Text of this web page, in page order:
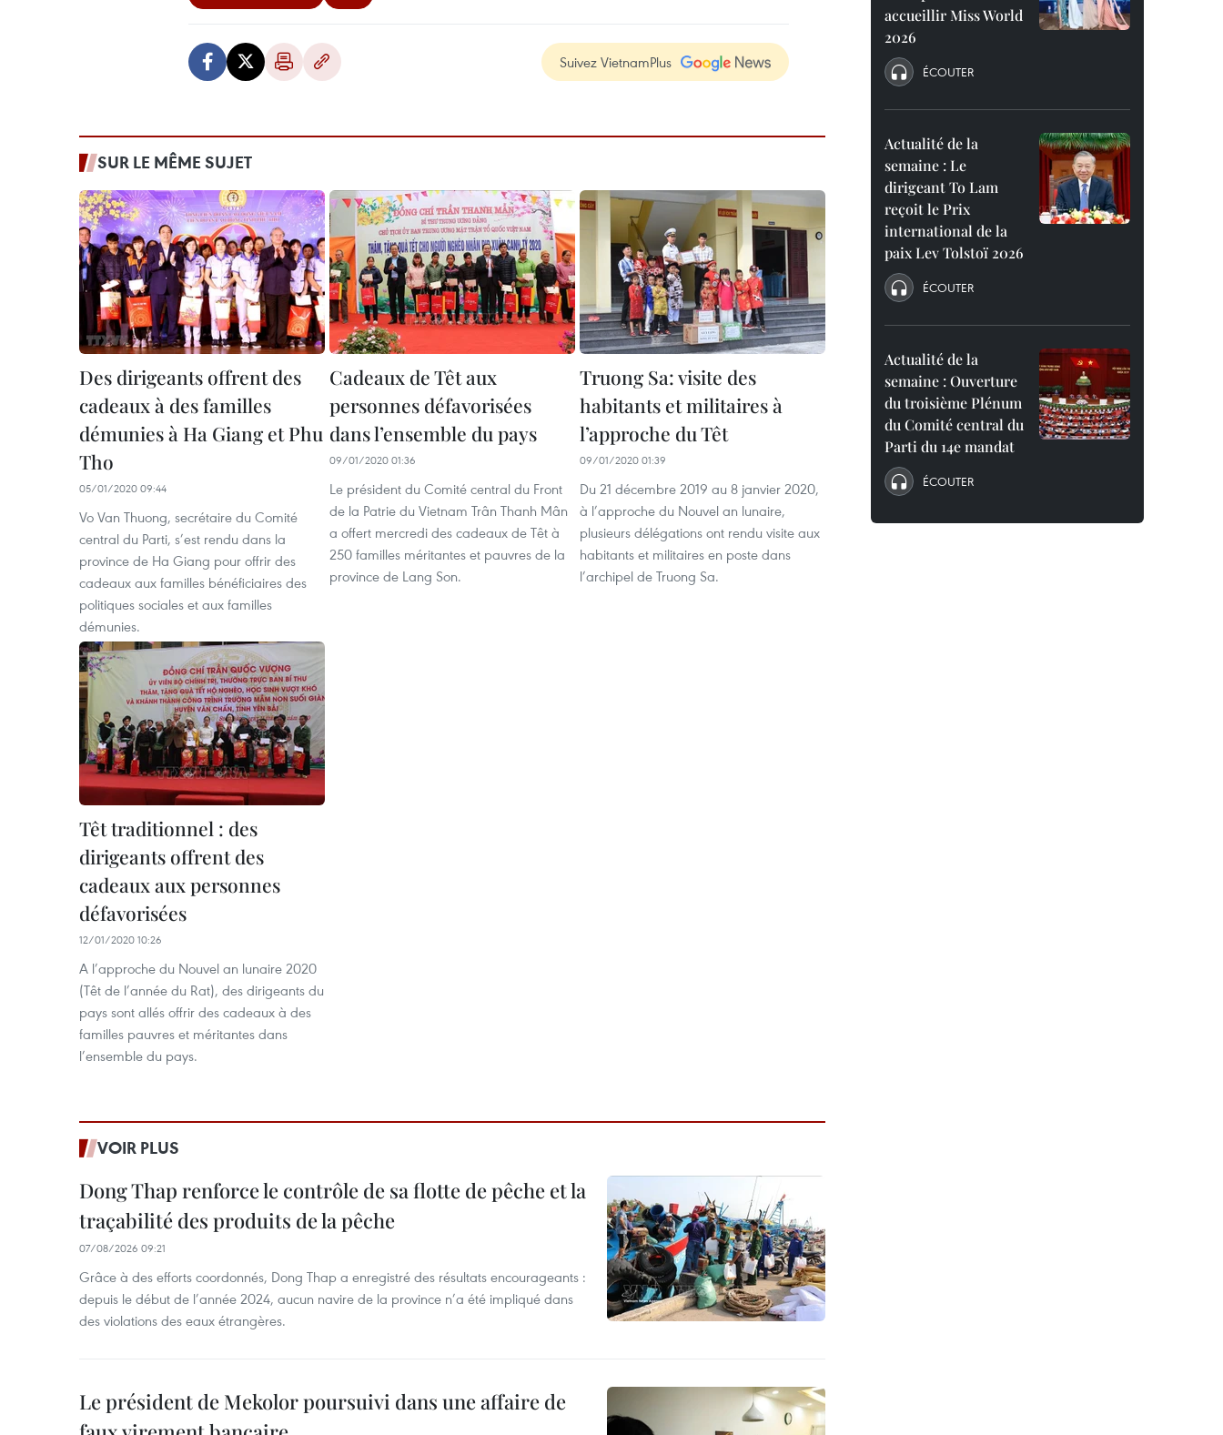
Suivez VietnamPlus
SUR LE MÊME SUJET
Des dirigeants offrent des
cadeaux à des familles
démunies à Ha Giang et Phu
Tho
05/01/2020 09:44
Vo Van Thuong, secrétaire du Comité
central du Parti, s’est rendu dans la
province de Ha Giang pour offrir des
cadeaux aux familles bénéficiaires des
politiques sociales et aux familles
démunies.
Cadeaux de Têt aux
personnes défavorisées
dans l’ensemble du pays
09/01/2020 01:36
Le président du Comité central du Front
de la Patrie du Vietnam Trân Thanh Mân
a offert mercredi des cadeaux de Têt à
250 familles méritantes et pauvres de la
province de Lang Son.
Truong Sa: visite des
habitants et militaires à
l’approche du Têt
09/01/2020 01:39
Du 21 décembre 2019 au 8 janvier 2020,
à l’approche du Nouvel an lunaire,
plusieurs délégations ont rendu visite aux
habitants et militaires en poste dans
l’archipel de Truong Sa.
Têt traditionnel : des
dirigeants offrent des
cadeaux aux personnes
défavorisées
12/01/2020 10:26
A l’approche du Nouvel an lunaire 2020
(Têt de l’année du Rat), des dirigeants du
pays sont allés offrir des cadeaux à des
familles pauvres et méritantes dans
l’ensemble du pays.
VOIR PLUS
Dong Thap renforce le contrôle de sa flotte de pêche et la
traçabilité des produits de la pêche
07/08/2026 09:21
Grâce à des efforts coordonnés, Dong Thap a enregistré des résultats encourageants :
depuis le début de l’année 2024, aucun navire de la province n’a été impliqué dans
des violations des eaux étrangères.
Le président de Mekolor poursuivi dans une affaire de
accueillir Miss World
2026
ÉCOUTER
Actualité de la
semaine : Le
dirigeant To Lam
reçoit le Prix
international de la
paix Lev Tolstoï 2026
ÉCOUTER
Actualité de la
semaine : Ouverture
du troisième Plénum
du Comité central du
Parti du 14e mandat
ÉCOUTER